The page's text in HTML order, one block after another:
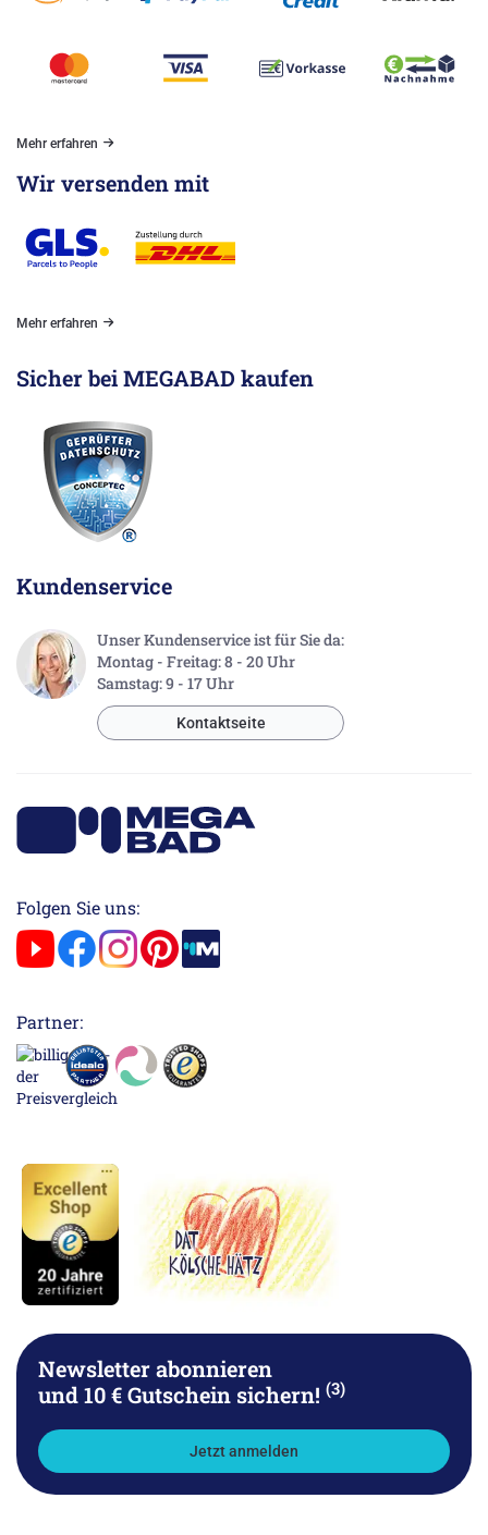
Mehr erfahren
Wir versenden mit
Mehr erfahren
Sicher bei MEGABAD kaufen
Kundenservice
Unser Kundenservice ist für Sie da:
Montag - Freitag: 8 - 20 Uhr
Samstag: 9 - 17 Uhr
Kontaktseite
Folgen Sie uns:
Partner:
Newsletter abonnieren
und 10 € Gutschein sichern! (3)
Jetzt anmelden